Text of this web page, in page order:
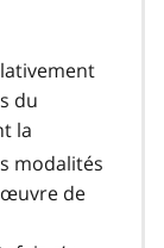
du
la
modalités
de